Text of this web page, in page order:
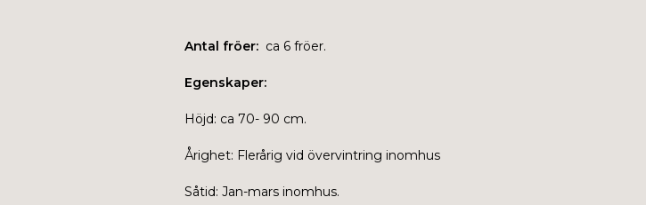
Antal fröer: ca 6 fröer.
Egenskaper:
Höjd: ca 70- 90 cm.
Årighet: Flerårig vid övervintring inomhus
Såtid: Jan-mars inomhus.